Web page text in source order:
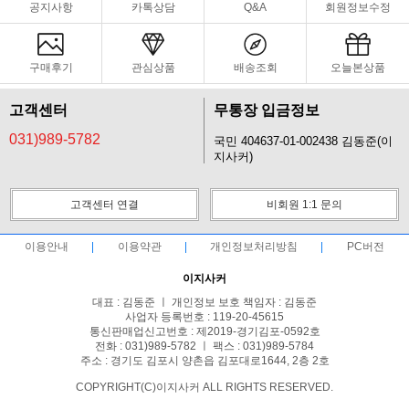
공지사항 카톡상담 Q&A 회원정보수정
구매후기 관심상품 배송조회 오늘본상품
고객센터
031)989-5782
무통장 입금정보
국민 404637-01-002438 김동준(이
지사커)
고객센터 연결 비회원 1:1 문의
이용안내 이용약관 개인정보처리방침 PC버전
이지사커
대표 : 김동준 ㅣ 개인정보 보호 책임자 : 김동준
사업자 등록번호 : 119-20-45615
통신판매업신고번호 : 제2019-경기김포-0592호
전화 : 031)989-5782 ㅣ 팩스 : 031)989-5784
주소 : 경기도 김포시 양촌읍 김포대로1644, 2층 2호
COPYRIGHT(C)이지사커 ALL RIGHTS RESERVED.